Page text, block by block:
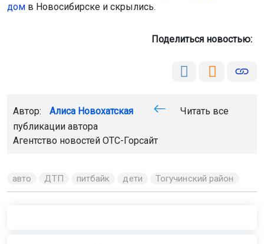
дом в Новосибирске и скрылись.
Поделиться новостью:
Автор: Алиса Новохатская
Читать все
публикации автора
Агентство новостей ОТС-Горсайт
авто ДТП питбайк дети Тогучинский район